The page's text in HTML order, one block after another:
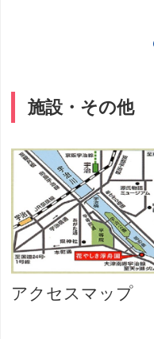
施設・その他
アクセスマップ